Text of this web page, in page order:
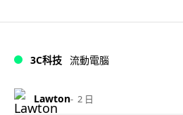
3C科技 流動電腦
Lawton 2 日